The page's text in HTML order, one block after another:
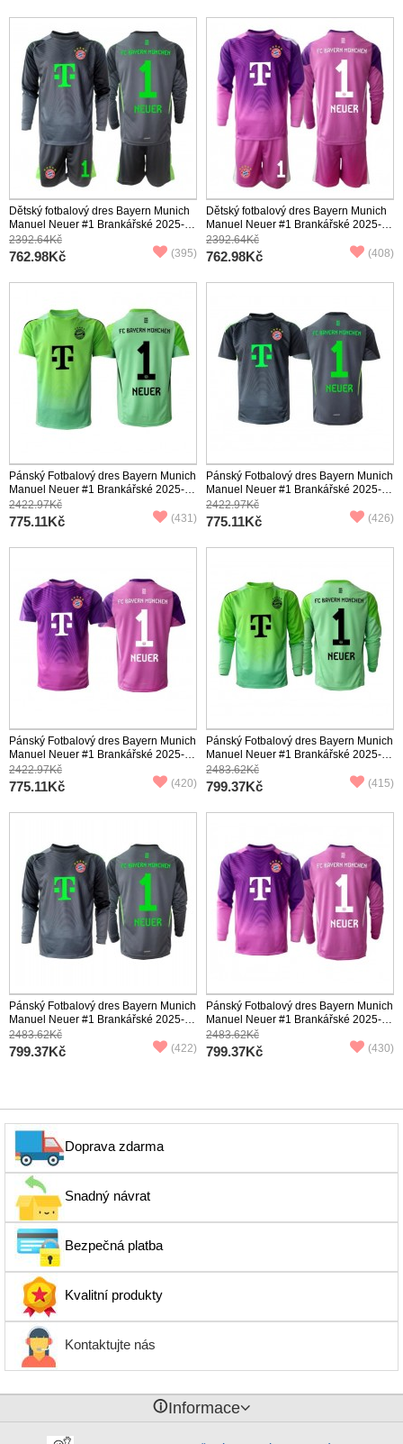
Dětský fotbalový dres Bayern Munich
Manuel Neuer #1 Brankářské 2025-26
Venkovní Dlouhý Rukáv (+ trenýrky)
2392.64Kč
762.98Kč (395)
Dětský fotbalový dres Bayern Munich
Manuel Neuer #1 Brankářské 2025-26
Třetí Dlouhý Rukáv (+ trenýrky)
2392.64Kč
762.98Kč (408)
Pánský Fotbalový dres Bayern Munich
Manuel Neuer #1 Brankářské 2025-26
Domácí Krátký Rukáv
2422.97Kč
775.11Kč (431)
Pánský Fotbalový dres Bayern Munich
Manuel Neuer #1 Brankářské 2025-26
Venkovní Krátký Rukáv
2422.97Kč
775.11Kč (426)
Pánský Fotbalový dres Bayern Munich
Manuel Neuer #1 Brankářské 2025-26
Třetí Krátký Rukáv
2422.97Kč
775.11Kč (420)
Pánský Fotbalový dres Bayern Munich
Manuel Neuer #1 Brankářské 2025-26
Domácí Dlouhý Rukáv
2483.62Kč
799.37Kč (415)
Pánský Fotbalový dres Bayern Munich
Manuel Neuer #1 Brankářské 2025-26
Venkovní Dlouhý Rukáv
2483.62Kč
799.37Kč (422)
Pánský Fotbalový dres Bayern Munich
Manuel Neuer #1 Brankářské 2025-26
Třetí Dlouhý Rukáv
2483.62Kč
799.37Kč (430)
Doprava zdarma
Snadný návrat
Bezpečná platba
Kvalitní produkty
Kontaktujte nás
󰈢Informace